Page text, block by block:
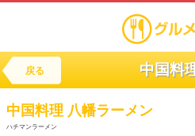
戻る 中国料
中国料理 八幡ラーメン
ハチマンラーメン